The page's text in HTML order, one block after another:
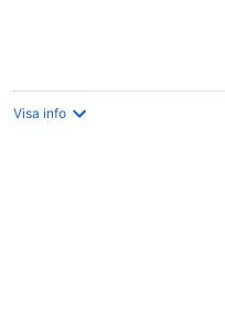
Visa info